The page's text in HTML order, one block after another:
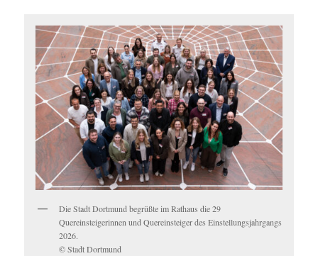
Die Stadt Dortmund begrüßte im Rathaus die 29
Quereinsteigerinnen und Quereinsteiger des Einstellungsjahrgangs
2026.
© Stadt Dortmund